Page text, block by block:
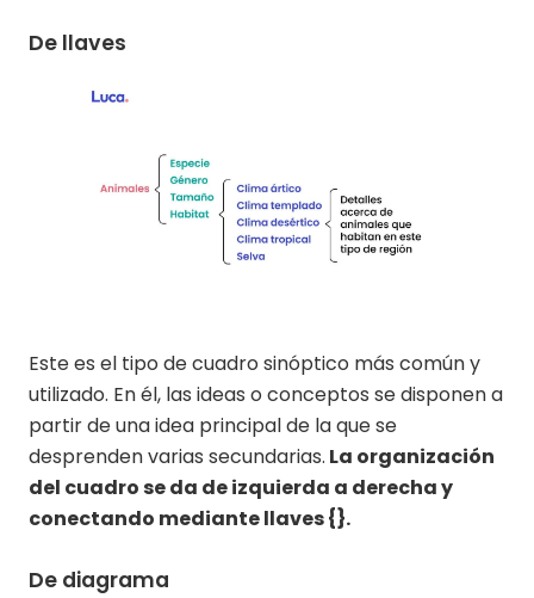
De llaves
Este es el tipo de cuadro sinóptico más común y
utilizado. En él, las ideas o conceptos se disponen a
partir de una idea principal de la que se
desprenden varias secundarias. La organización
del cuadro se da de izquierda a derecha y
conectando mediante llaves {}.
De diagrama